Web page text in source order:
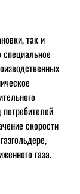
так и
скорости
газа.